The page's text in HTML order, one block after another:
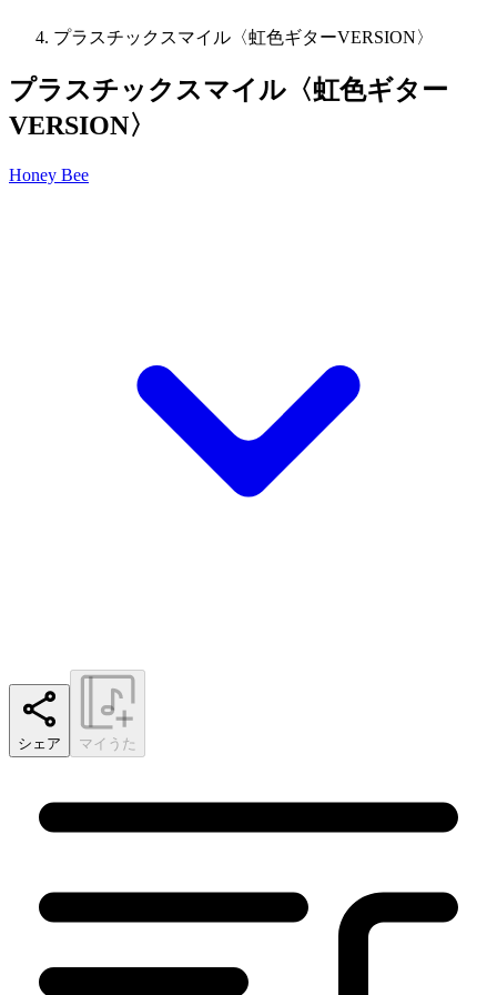
プラスチックスマイル〈虹色ギターVERSION〉
プラスチックスマイル〈虹色ギター
VERSION〉
Honey Bee
シェア マイうた